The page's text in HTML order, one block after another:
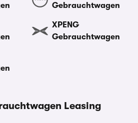
Gebrauchtwagen
XPENG
Gebrauchtwagen
Leasing